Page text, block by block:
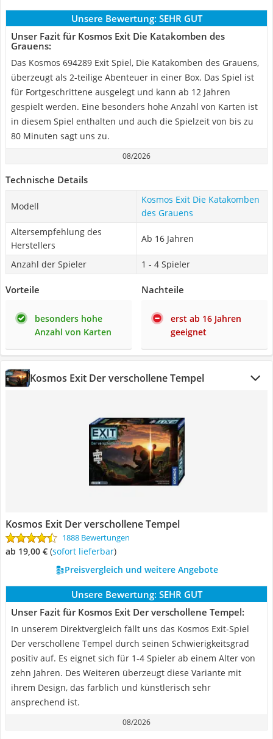
Unsere Bewertung: SEHR GUT
Unser Fazit für Kosmos Exit Die Katakomben des
Grauens:
Das Kosmos 694289 Exit Spiel, Die Katakomben des Grauens,
überzeugt als 2-teilige Abenteuer in einer Box. Das Spiel ist
für Fortgeschrittene ausgelegt und kann ab 12 Jahren
gespielt werden. Eine besonders hohe Anzahl von Karten ist
in diesem Spiel enthalten und auch die Spielzeit von bis zu
80 Minuten sagt uns zu.
08/2026
Technische Details
Modell
Kosmos Exit Die Katakomben
des Grauens
Altersempfehlung des
Herstellers
Ab 16 Jahren
Anzahl der Spieler 1 - 4 Spieler
Vorteile
besonders hohe
Anzahl von Karten
Nachteile
erst ab 16 Jahren
geeignet
Kosmos Exit Der verschollene Tempel
Kosmos Exit Der verschollene Tempel
1888 Bewertungen
ab 19,00 € ( Sofort lieferbar)
Preisvergleich und weitere Angebote
Unsere Bewertung: SEHR GUT
Unser Fazit für Kosmos Exit Der verschollene Tempel:
In unserem Direktvergleich fällt uns das Kosmos Exit-Spiel
Der verschollene Tempel durch seinen Schwierigkeitsgrad
positiv auf. Es eignet sich für 1-4 Spieler ab einem Alter von
zehn Jahren. Des Weiteren überzeugt diese Variante mit
ihrem Design, das farblich und künstlerisch sehr
ansprechend ist.
08/2026